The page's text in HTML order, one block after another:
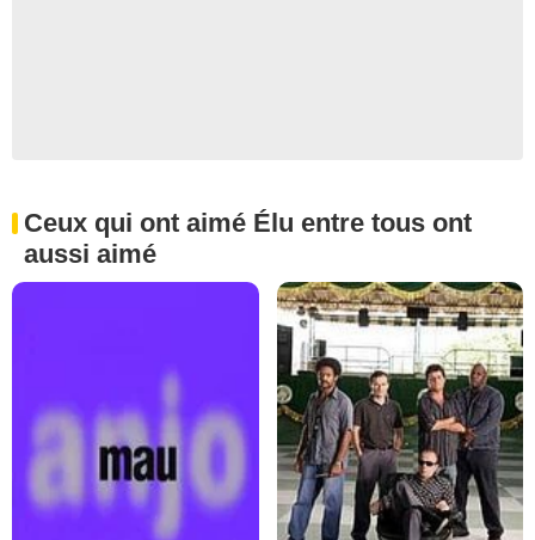
Ceux qui ont aimé Élu entre tous ont
aussi aimé